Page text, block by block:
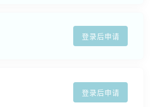
登录后申请
登录后申请